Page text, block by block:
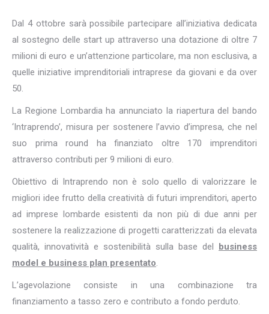
Dal 4 ottobre sarà possibile partecipare all’iniziativa dedicata
al sostegno delle start up attraverso una dotazione di oltre 7
milioni di euro e un’attenzione particolare, ma non esclusiva, a
quelle iniziative imprenditoriali intraprese da giovani e da over
50.
La Regione Lombardia ha annunciato la riapertura del bando
‘Intraprendo’, misura per sostenere l’avvio d’impresa, che nel
suo prima round ha finanziato oltre 170 imprenditori
attraverso contributi per 9 milioni di euro.
Obiettivo di Intraprendo non è solo quello di valorizzare le
migliori idee frutto della creatività di futuri imprenditori, aperto
ad imprese lombarde esistenti da non più di due anni per
sostenere la realizzazione di progetti caratterizzati da elevata
qualità, innovatività e sostenibilità sulla base del business
model e business plan presentato.
L’agevolazione consiste in una combinazione tra
finanziamento a tasso zero e contributo a fondo perduto.